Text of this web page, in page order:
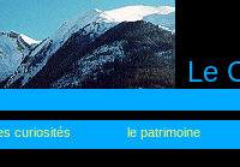
Le
curiosités le patrimoine